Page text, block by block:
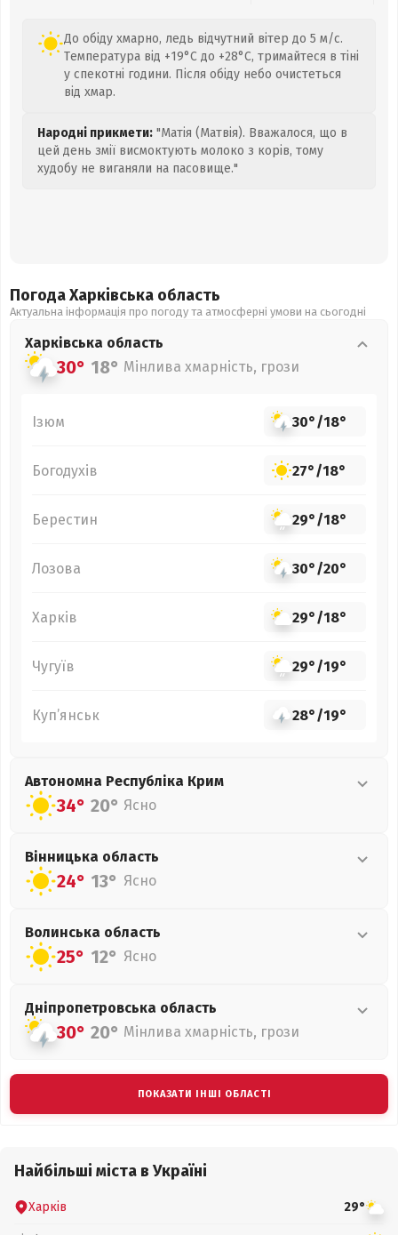
До обіду хмарно, ледь відчутний вітер до 5 м/с.
Температура від +19°C до +28°C, тримайтеся в тіні
у спекотні години. Після обіду небо очистеться
від хмар.
Народні прикмети: "Матія (Матвія). Вважалося, що в
цей день змії висмоктують молоко з корів, тому
худобу не виганяли на пасовище."
Погода Харківська область
Актуальна інформація про погоду та атмосферні умови на сьогодні
Харківська область
30° 18° Мінлива хмарність, грози
Ізюм 30°/18°
Богодухів 27°/18°
Берестин 29°/18°
Лозова 30°/20°
Харків 29°/18°
Чугуїв 29°/19°
Куп’янськ 28°/19°
Автономна Республіка Крим
34° 20° Ясно
Вінницька область
24° 13° Ясно
Волинська область
25° 12° Ясно
Дніпропетровська область
30° 20° Мінлива хмарність, грози
ПОКАЗАТИ ІНШІ ОБЛАСТІ
Найбільші міста в Україні
Харків 29°